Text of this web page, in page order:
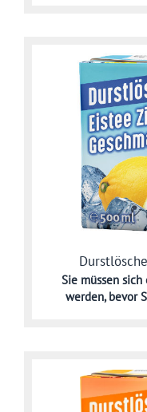
Sie müssen sich
werden,bevor